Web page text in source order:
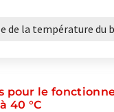
de la température du
pour le
40 °C